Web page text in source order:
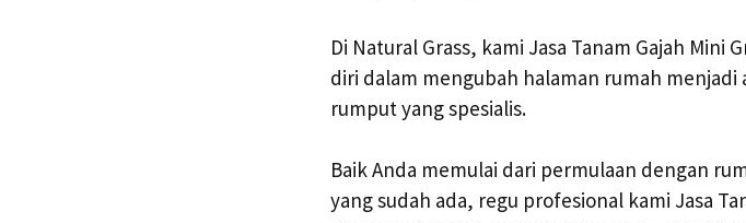
Di Natural Grass, kami Jasa Tanam Gajah Mini
diri dalam mengubah halaman rumah menjadi
rumput yang spesialis.
Baik Anda memulai dari permulaan dengan
yang sudah ada, regu profesional kami Jasa